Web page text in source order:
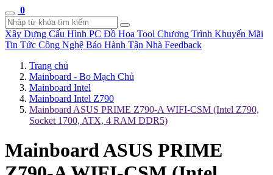
0
Xây Dựng Cấu Hình PC Đồ Họa Tool Chương Trình Khuyến Mãi
Tin Tức Công Nghệ Bảo Hành Tận Nhà Feedback
Trang chủ
Mainboard - Bo Mạch Chủ
Mainboard Intel
Mainboard Intel Z790
Mainboard ASUS PRIME Z790-A WIFI-CSM (Intel Z790,
Socket 1700, ATX, 4 RAM DDR5)
Mainboard ASUS PRIME